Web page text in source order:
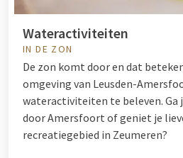
Wateractiviteiten
IN DE ZON
De zon komt door en dat
omgeving van Leusden-
wateractiviteiten te beleven.
door Amersfoort of geniet je
recreatiegebied in Zeumeren?